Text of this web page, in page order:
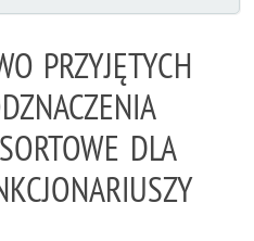
PRZYJĘTYCH
DLA